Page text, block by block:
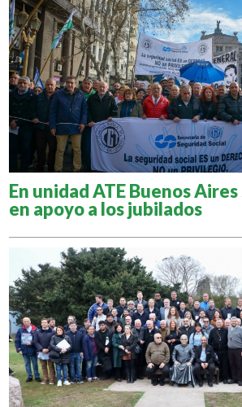
En unidad ATE Buenos
en apoyo a los jubilados